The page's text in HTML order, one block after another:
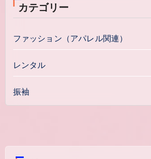
カテゴリー
ファッション（アパレル関連）
レンタル
振袖